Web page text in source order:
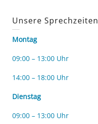
Unsere Sprechzeiten
Montag
09:00 – 13:00 Uhr
14:00 – 18:00 Uhr
Dienstag
09:00 – 13:00 Uhr